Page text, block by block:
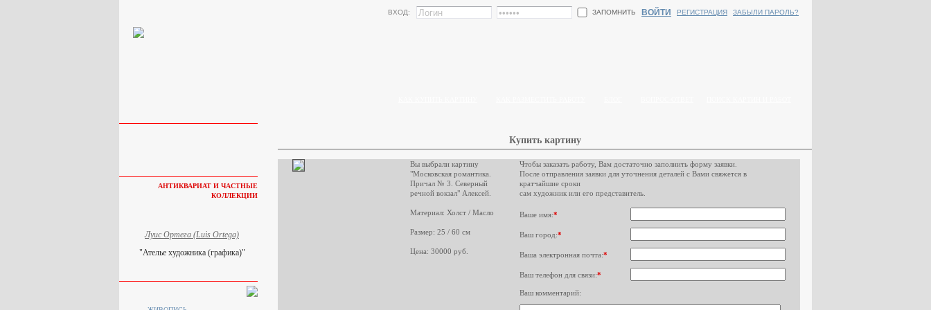
ВХОД: ЗАПОМНИТЬ ВОЙТИ РЕГИСТРАЦИЯ ЗАБЫЛИ ПАРОЛЬ?
Купить картину
Вы выбрали картину
"Московская романтика.
Причал № 3. Северный
речной вокзал" Алексей.
Материал: Холст / Масло
Размер: 25 / 60 см
Цена: 30000 руб.
Чтобы заказать работу, Вам достаточно заполнить форму заявки.
После отправления заявки для уточнения деталей с Вами свяжется в
кратчайшие сроки
сам художник или его представитель.
Ваше имя:*
Ваш город:*
Ваша электронная почта:*
Ваш телефон для связи:*
Ваш комментарий:
АНТИКВАРИАТ И ЧАСТНЫЕ
КОЛЛЕКЦИИ
Луис Ортега (Luis Ortega)
"Ателье художника (графика)"